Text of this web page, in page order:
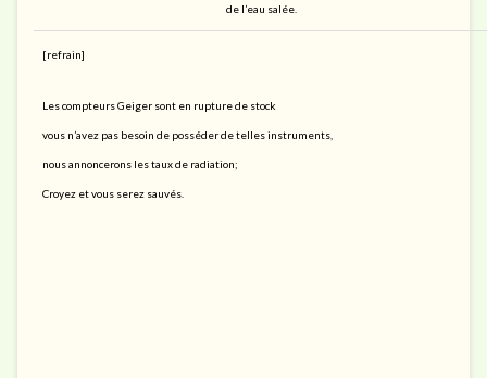
de l’eau salée.
[refrain]
Les compteurs Geiger sont en rupture de stock
vous n’avez pas besoin de posséder de telles instruments,
nous annoncerons les taux de radiation;
Croyez et vous serez sauvés.